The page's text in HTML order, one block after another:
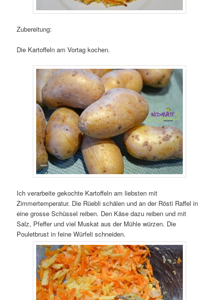
Zubereitung:
Die Kartoffeln am Vortag kochen.
Ich verarbeite gekochte Kartoffeln am liebsten mit
Zimmertemperatur. Die Rüebli schälen und an der Rösti Raffel in
eine grosse Schüssel reiben. Den Käse dazu reiben und mit
Salz, Pfeffer und viel Muskat aus der Mühle würzen. Die
Pouletbrust in feine Würfeli schneiden.